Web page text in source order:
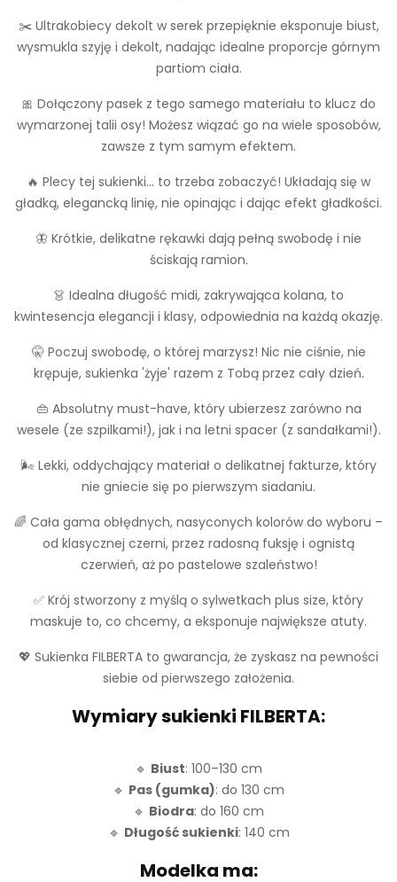
✂️ Ultrakobiecy dekolt w serek przepięknie eksponuje biust,
wysmukla szyję i dekolt, nadając idealne proporcje górnym
partiom ciała.
🎀 Dołączony pasek z tego samego materiału to klucz do
wymarzonej talii osy! Możesz wiązać go na wiele sposobów,
zawsze z tym samym efektem.
🔥 Plecy tej sukienki... to trzeba zobaczyć! Układają się w
gładką, elegancką linię, nie opinając i dając efekt gładkości.
🦋 Krótkie, delikatne rękawki dają pełną swobodę i nie
ściskają ramion.
👗 Idealna długość midi, zakrywająca kolana, to
kwintesencja elegancji i klasy, odpowiednia na każdą okazję.
🤫 Poczuj swobodę, o której marzysz! Nic nie ciśnie, nie
krępuje, sukienka 'żyje' razem z Tobą przez cały dzień.
👜 Absolutny must-have, który ubierzesz zarówno na
wesele (ze szpilkami!), jak i na letni spacer (z sandałkami!).
🌬️ Lekki, oddychający materiał o delikatnej fakturze, który
nie gniecie się po pierwszym siadaniu.
🌈 Cała gama obłędnych, nasyconych kolorów do wyboru –
od klasycznej czerni, przez radosną fuksję i ognistą
czerwień, aż po pastelowe szaleństwo!
✅ Krój stworzony z myślą o sylwetkach plus size, który
maskuje to, co chcemy, a eksponuje największe atuty.
💖 Sukienka FILBERTA to gwarancja, że zyskasz na pewności
siebie od pierwszego założenia.
Wymiary sukienki FILBERTA:
🔹 Biust: 100–130 cm
🔹 Pas (gumka): do 130 cm
🔹 Biodra: do 160 cm
🔹 Długość sukienki: 140 cm
Modelka ma: